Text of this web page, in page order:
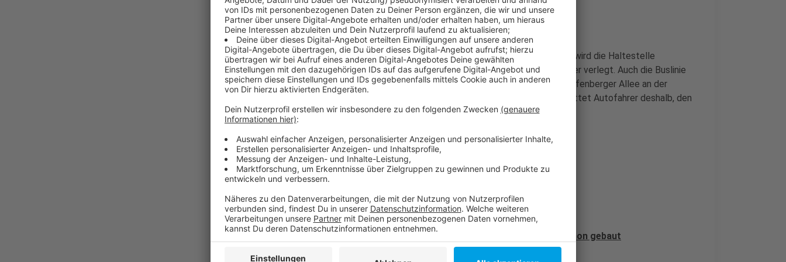
Anzeige
Damit wir die Linien U72, U73, U83 und 709 weiter nutzen können wird die Haltestelle
Schlüterstraße/Arbeitsagentur für rund vier Monate um 100 Meter verlegt. Auch die Buslinie
725 fährt von einer anderen Haltestelle ab. Für Autos wird die Grafenberger Allee an der
Baustelle für knapp drei Wochen zur Sackgasse. Die Rheinbahn bittet Autofahrer deshalb, den
Bereich großräumig zu umfahren.
Anzeige
Weitere Infos und Links zum Thema
Anzeige
Düsseldorf: Seit Anfang 2022 wird an der Schlüterstraße schon gebaut